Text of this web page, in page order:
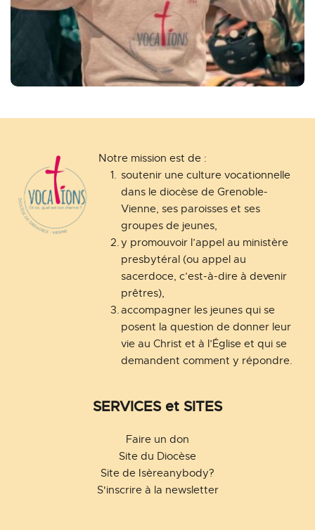
Notre mission est de :
soutenir une culture vocationnelle
dans le diocèse de Grenoble-
Vienne, ses paroisses et ses
groupes de jeunes,
y promouvoir l’appel au ministère
presbytéral (ou appel au
sacerdoce, c’est-à-dire à devenir
prêtres),
accompagner les jeunes qui se
posent la question de donner leur
vie au Christ et à l’Église et qui se
demandent comment y répondre.
SERVICES et SITES
Faire un don
Site du Diocèse
Site de Isèreanybody?
S'inscrire à la newsletter